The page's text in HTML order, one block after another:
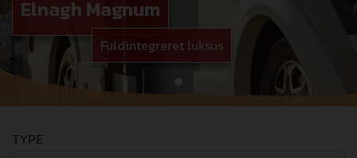
Elnagh Magnum
Fuldintegreret luksus
TYPE